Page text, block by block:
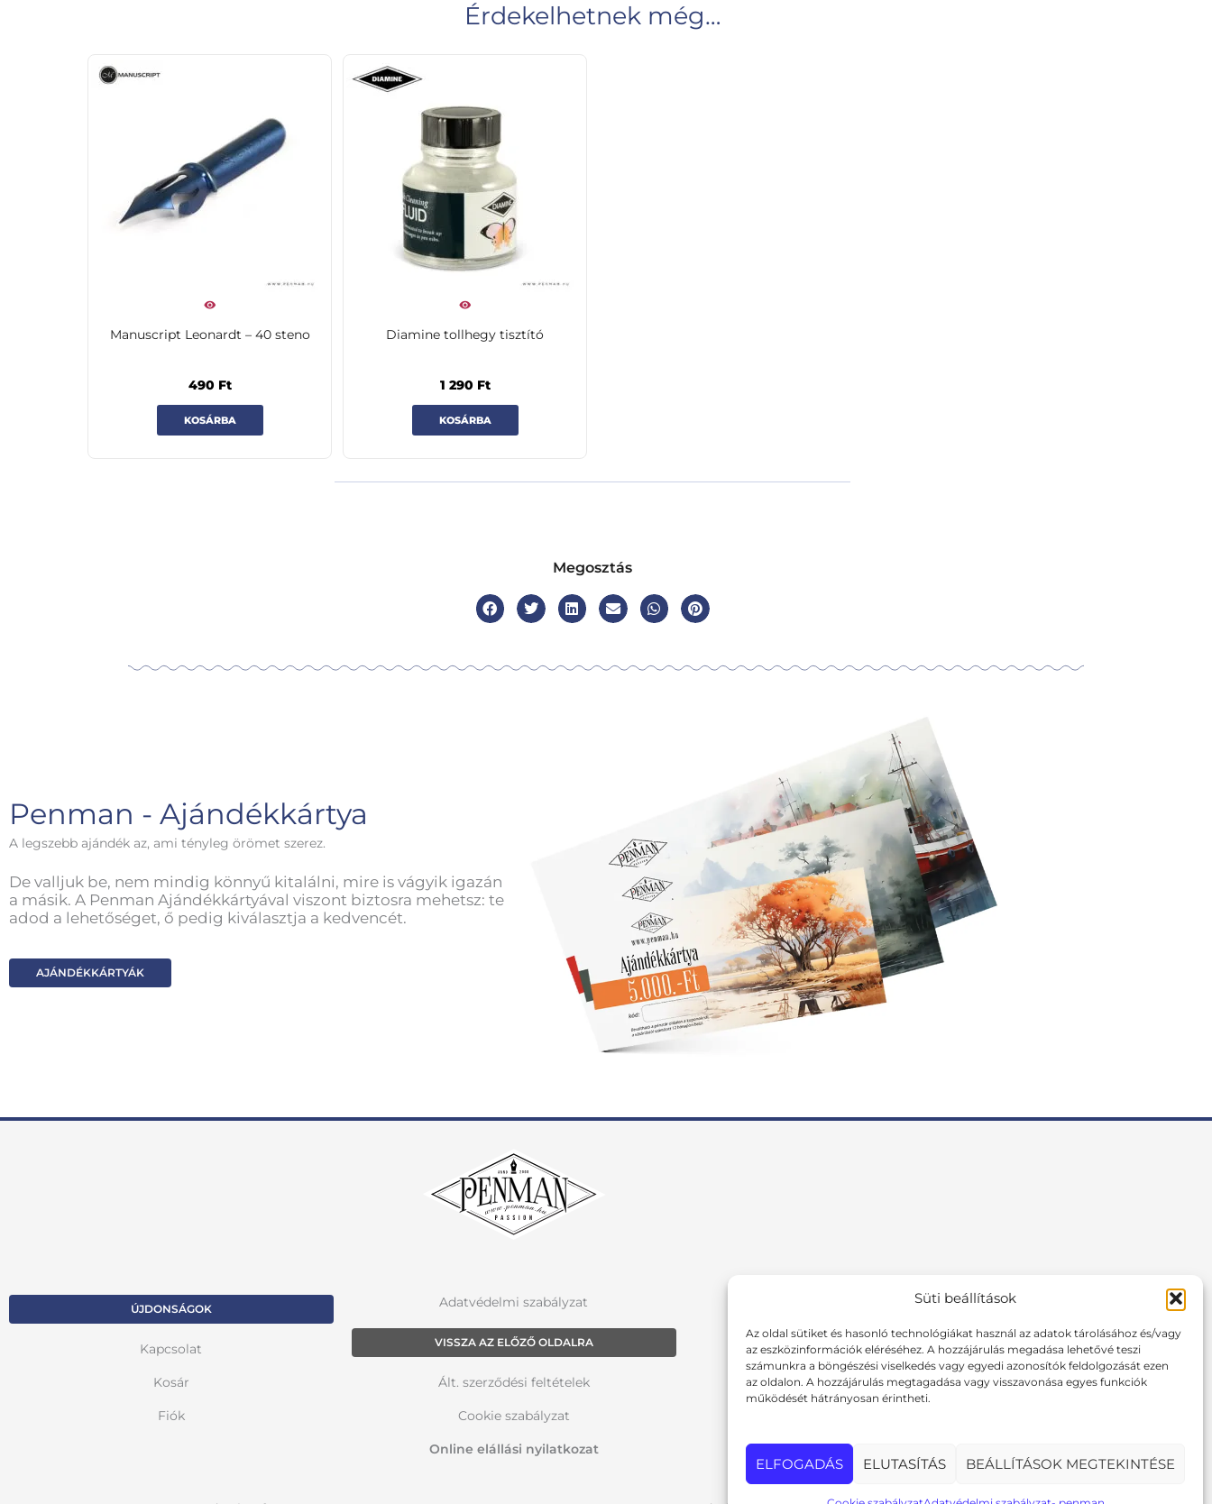
Süti beállítások
Az oldal sütiket és hasonló technológiákat használ az adatok tárolásához és/vagy
az eszközinformációk eléréséhez. A hozzájárulás megadása lehetővé teszi
számunkra a böngészési viselkedés vagy egyedi azonosítók feldolgozását ezen
az oldalon. A hozzájárulás megtagadása vagy visszavonása egyes funkciók
működését hátrányosan érintheti.
ELFOGADÁS ELUTASÍTÁS BEÁLLÍTÁSOK MEGTEKINTÉSE
Érdekelhetnek még…
Manuscript Leonardt – 40 steno
490 Ft
KOSÁRBA
Diamine tollhegy tisztító
1 290 Ft
KOSÁRBA
Megosztás
Penman - Ajándékkártya
A legszebb ajándék az, ami tényleg örömet szerez.
De valljuk be, nem mindig könnyű kitalálni, mire is vágyik igazán
a másik. A Penman Ajándékkártyával viszont biztosra mehetsz: te
adod a lehetőséget, ő pedig kiválasztja a kedvencét.
AJÁNDÉKKÁRTYÁK
ÚJDONSÁGOK
Kapcsolat
Kosár
Fiók
Adatvédelmi szabályzat
VISSZA AZ ELŐZŐ OLDALRA
Ált. szerződési feltételek
Cookie szabályzat
Online elállási nyilatkozat
c
e
b
o
s
t
a
g
P
n
t
e
r